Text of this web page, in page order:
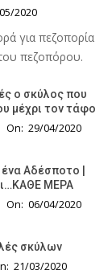
2020
για πεζοπορία
πεζοπόρου.
ο σκύλος που
μέχρι τον τάφο
On: 29/04/2020
Αδέσποτο |
ΜΕΡΑ
On: 06/04/2020
σκύλων
21/03/2020